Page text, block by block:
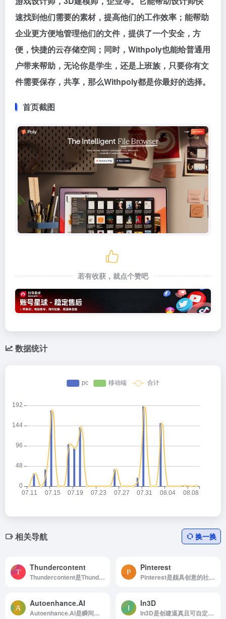
速找到他们需要的素材，提高他们的工作效率；能帮助
企业更方便地管理他们的文件，提供了一个安全，方
便，快捷的云存储空间；同时，Withpoly也能给普通用
户带来帮助，无论你是学生，还是上班族，只要你有文
件需要保存，共享，那么Withpoly都是你最好的选择。
首页截图
若有收获，就点个赞吧
数据统计
相关导航 换一换
Thundercontent
Thundercontent是Thundercontent使用人工智能...
Pinterest
Pinterest是颇具创意的社交媒体和图片分享平台
Autoenhance.AI
Autoenhance.AI是瞬间提升图像质量，重塑房地产照片编辑流程
In3D
In3D是创建逼真且可自定义的头像